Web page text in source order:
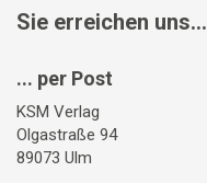
Sie erreichen uns...
... per Post
KSM Verlag
Olgastraße 94
89073 Ulm